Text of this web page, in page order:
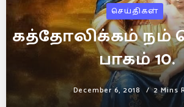
செய்திகள்
கத்தோலிக்கம் நம்
பாகம் 10.
December 6, 2018 2 Mins